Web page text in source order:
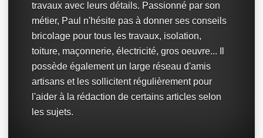
travaux avec leurs détails. Passionné par son
métier, Paul n'hésite pas à donner ses conseils
bricolage pour tous les travaux, isolation,
toiture, maçonnerie, électricité, gros oeuvre... Il
possède également un large réseau d'amis
artisans et les sollicitent régulièrement pour
l'aider à la rédaction de certains articles selon
les sujets.